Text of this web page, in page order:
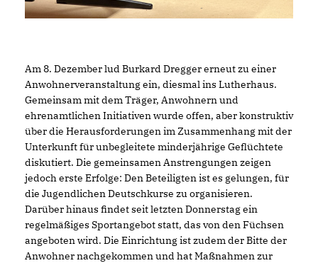
Am 8. Dezember lud Burkard Dregger erneut zu einer
Anwohnerveranstaltung ein, diesmal ins Lutherhaus.
Gemeinsam mit dem Träger, Anwohnern und
ehrenamtlichen Initiativen wurde offen, aber konstruktiv
über die Herausforderungen im Zusammenhang mit der
Unterkunft für unbegleitete minderjährige Geflüchtete
diskutiert. Die gemeinsamen Anstrengungen zeigen
jedoch erste Erfolge: Den Beteiligten ist es gelungen, für
die Jugendlichen Deutschkurse zu organisieren.
Darüber hinaus findet seit letzten Donnerstag ein
regelmäßiges Sportangebot statt, das von den Füchsen
angeboten wird. Die Einrichtung ist zudem der Bitte der
Anwohner nachgekommen und hat Maßnahmen zur